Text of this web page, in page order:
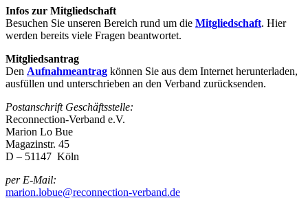
Infos zur Mitgliedschaft
Besuchen Sie unseren Bereich rund um die Mitgliedschaft. Hier
werden bereits viele Fragen beantwortet.
Mitgliedsantrag
Den Aufnahmeantrag können Sie aus dem Internet herunterladen,
ausfüllen und unterschrieben an den Verband zurücksenden.
Postanschrift Geschäftsstelle:
Reconnection-Verband e.V.
Marion Lo Bue
Magazinstr. 45
D – 51147 Köln
per E-Mail:
marion.lobue@reconnection-verband.de